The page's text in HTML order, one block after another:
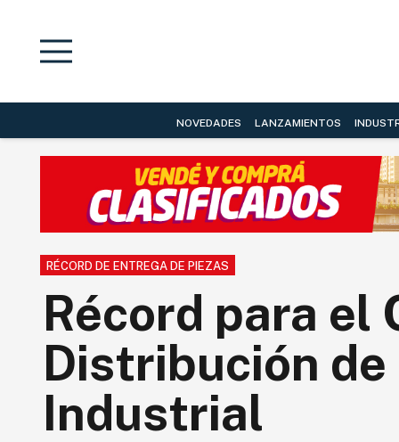
NOVEDADES LANZAMIENTOS
RÉCORD DE ENTREGA DE PIEZAS
Récord para el
Distribución de
Industrial